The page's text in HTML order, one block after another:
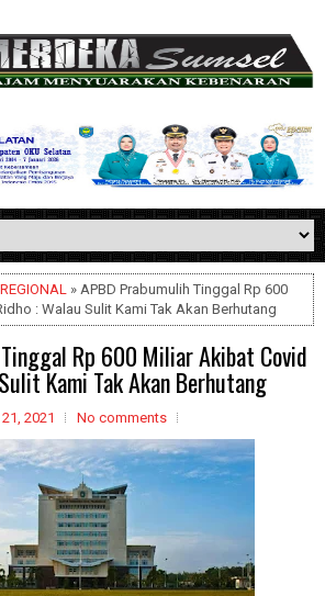
REGIONAL » APBD Prabumulih Tinggal Rp 600
: Walau Sulit Kami Tak Akan Berhutang
Rp 600 Miliar Akibat Covid
Kami Tak Akan Berhutang
2021 No comments